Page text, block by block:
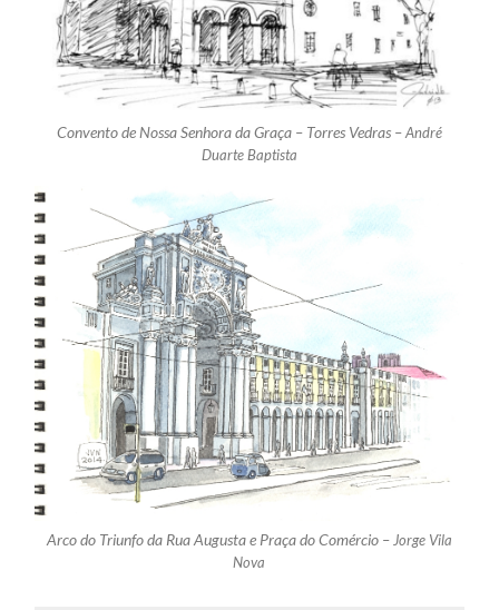
Convento de Nossa Senhora da Graça – Torres Vedras –André
Duarte Baptista
Arco do Triunfo da Rua Augusta e Praça do Comércio – Jorge Vila
Nova